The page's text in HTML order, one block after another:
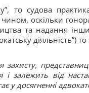
то судова
чином, оскільки
та надання
діяльність”)
захисту,
залежить від
у досягненні